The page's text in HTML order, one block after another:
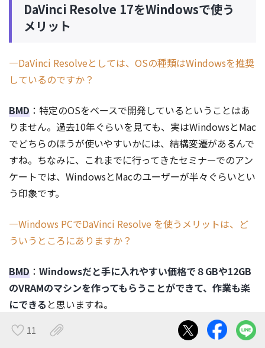
11
DaVinci Resolve 17をWindowsで使う
メリット
―DaVinci Resolveとしては、OSの種類はWindowsを推奨
しているのですか？
BMD ：特定のOSをベースで開発しているということはあ
りません。過去10年ぐらいを見ても、実はWindowsとMac
でどちらのほうが使いやすいかには、結構変遷があるんで
すね。ちなみに、これまでに行ってきたセミナーでのアン
ケートでは、WindowsとMacのユーザーが半々ぐらいとい
う印象です。
―Windows PCでDaVinci Resolve を使うメリットは、ど
ういうところにありますか？
BMD ： Windowsだと手に入れやすい価格で８GBや12GB
のVRAMのマシンを作ってもらうことができて、作業も楽
にできる と思いますね。
―Windowsだと増設していくスタイルがスタンダードと